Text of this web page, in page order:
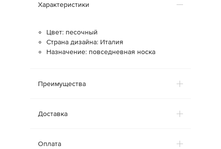
Характеристики
Цвет: песочный
Страна дизайна: Италия
Назначение: повседневная носка
Преимущества
Доставка
Оплата